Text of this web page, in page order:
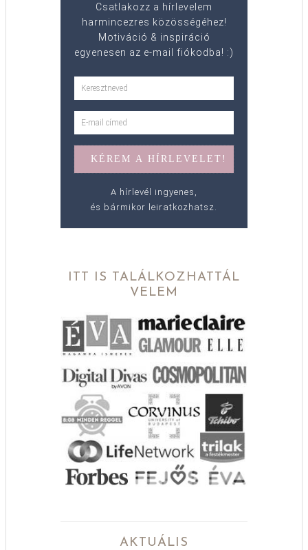
Csatlakozz a hírlevelem
harmincezres közösségéhez!
Motiváció & inspiráció
egyenesen az e-mail fiókodba! :)
A hírlevél ingyenes,
és bármikor leiratkozhatsz.
ITT IS TALÁLKOZHATTÁL
VELEM
AKTUÁLIS